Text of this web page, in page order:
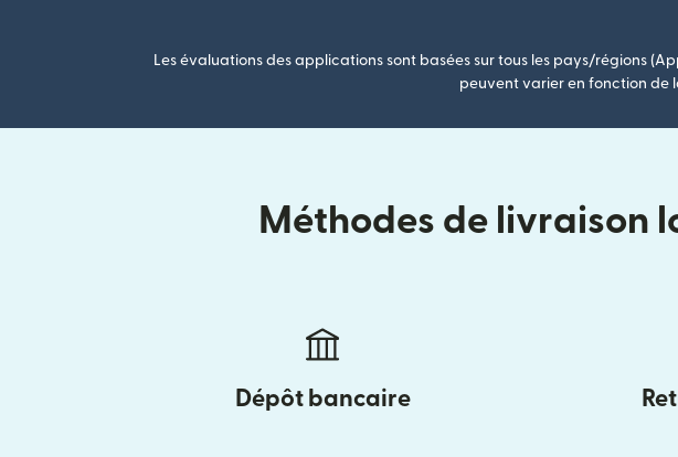
Les évaluations des applications sont basées sur tous les pays/régions
peuvent varier en fonction de
Méthodes de livraison
Dépôt bancaire